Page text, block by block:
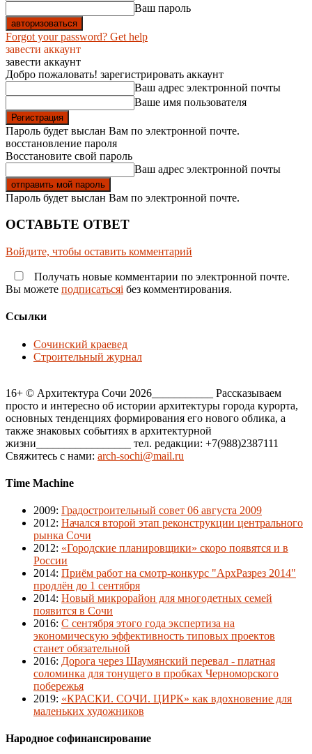
Ваш пароль
Forgot your password? Get help
завести аккаунт
завести аккаунт
Добро пожаловать! зарегистрировать аккаунт
Ваш адрес электронной почты
Ваше имя пользователя
Пароль будет выслан Вам по электронной почте.
восстановление пароля
Восстановите свой пароль
Ваш адрес электронной почты
Пароль будет выслан Вам по электронной почте.
ОСТАВЬТЕ ОТВЕТ
Войдите, чтобы оставить комментарий
Получать новые комментарии по электронной почте.
Вы можете подписатьсяi без комментирования.
Ссылки
Сочинский краевед
Строительный журнал
16+ © Архитектура Сочи 2026___________ Рассказываем
просто и интересно об истории архитектуры города курорта,
основных тенденциях формирования его нового облика, а
также знаковых событиях в архитектурной
жизни_________________ тел. редакции: +7(988)2387111
Свяжитесь с нами: arch-sochi@mail.ru
Time Machine
2009: Градостроительный совет 06 августа 2009
2012: Начался второй этап реконструкции центрального
рынка Сочи
2012: «Городские планировщики» скоро появятся и в
России
2014: Приём работ на смотр-конкурс "АрхРазрез 2014"
продлён до 1 сентября
2014: Новый микрорайон для многодетных семей
появится в Сочи
2016: С сентября этого года экспертиза на
экономическую эффективность типовых проектов
станет обязательной
2016: Дорога через Шаумянский перевал - платная
соломинка для тонущего в пробках Черноморского
побережья
2019: «КРАСКИ. СОЧИ. ЦИРК» как вдохновение для
маленьких художников
Народное софинансирование